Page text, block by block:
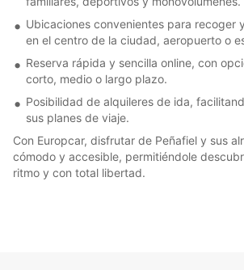
Ubicaciones convenientes para recoger
en el centro de la ciudad, aeropuerto o
Reserva rápida y sencilla online, con
corto, medio o largo plazo.
Posibilidad de alquileres de ida,
sus planes de viaje.
Con Europcar, disfrutar de Peñafiel y sus
cómodo y accesible, permitiéndole
ritmo y con total libertad.